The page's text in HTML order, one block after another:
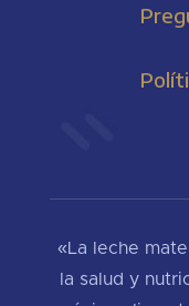
«La leche
la salud y